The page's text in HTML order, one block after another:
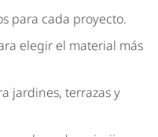
para cada proyecto.
elegir el material más
jardines, terrazas y